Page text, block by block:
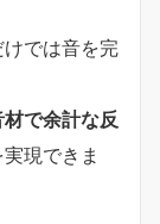
では音を完
で余計な反
現できま